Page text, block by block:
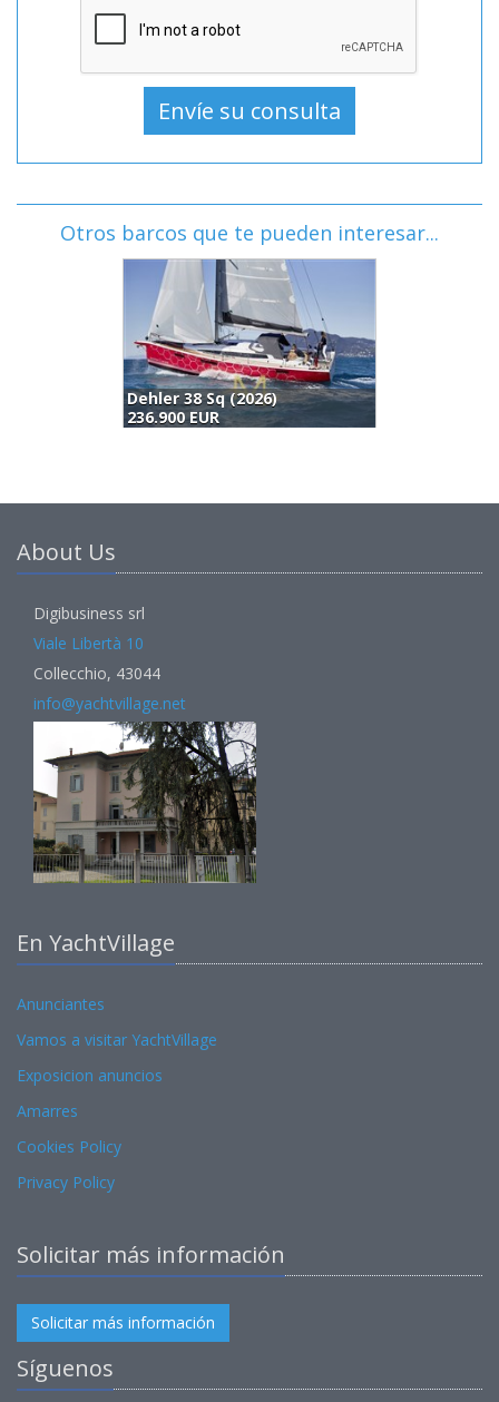
Otros barcos que te pueden interesar...
Lagoon 400 S2 (2012)
285.000 EUR
About Us
Digibusiness srl
Viale Libertà 10
Collecchio, 43044
info@yachtvillage.net
En YachtVillage
Anunciantes
Vamos a visitar YachtVillage
Exposicion anuncios
Amarres
Cookies Policy
Privacy Policy
Solicitar más información
Solicitar más información
Síguenos